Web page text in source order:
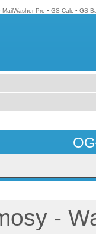
MailWasher Pro • GS-Calc • GS-
-